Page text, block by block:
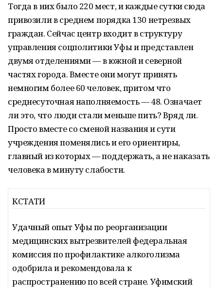
Тогда в них было 220 мест, и каждые сутки сюда
привозили в среднем порядка 130 нетрезвых
граждан. Сейчас центр входит в структуру
управления соцполитики Уфы и представлен
двумя отделениями — в южной и северной
частях города. Вместе они могут принять
немногим более 60 человек, притом что
среднесуточная наполняемость — 48. Означает
ли это, что люди стали меньше пить? Вряд ли.
Просто вместе со сменой названия и сути
учреждения поменялись и его ориентиры,
главный из которых — поддержать, а не наказать
человека в минуту слабости.
КСТАТИ
Удачный опыт Уфы по реорганизации
медицинских вытрезвителей федеральная
комиссия по профилактике алкоголизма
одобрила и рекомендовала к
распространению по всей стране. Уфимский